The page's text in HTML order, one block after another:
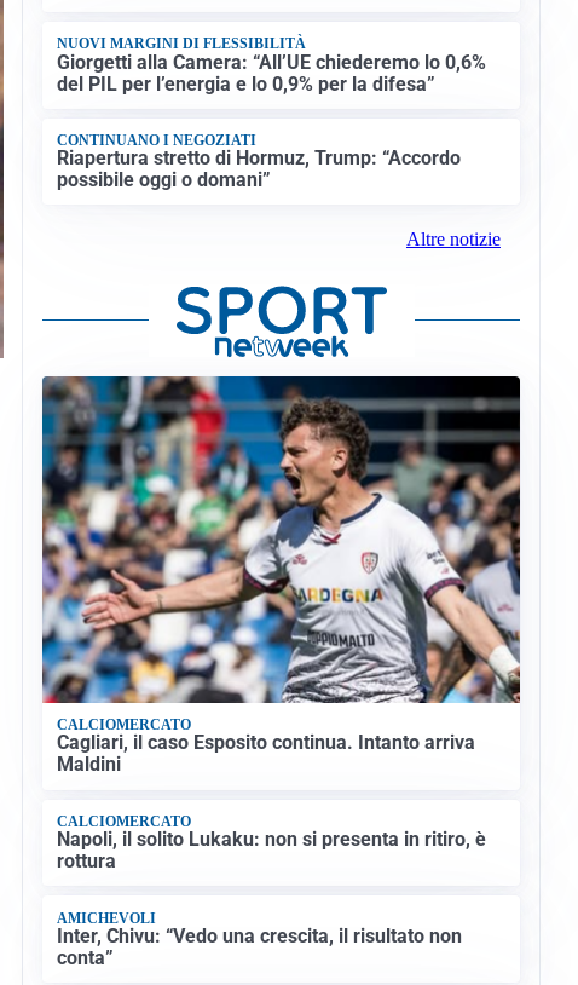
NUOVI MARGINI DI FLESSIBILITÀ
Giorgetti alla Camera: “All’UE chiederemo lo 0,6%
del PIL per l’energia e lo 0,9% per la difesa”
CONTINUANO I NEGOZIATI
Riapertura stretto di Hormuz, Trump: “Accordo
possibile oggi o domani”
Altre notizie
CALCIOMERCATO
Cagliari, il caso Esposito continua. Intanto arriva
Maldini
CALCIOMERCATO
Napoli, il solito Lukaku: non si presenta in ritiro, è
rottura
AMICHEVOLI
Inter, Chivu: “Vedo una crescita, il risultato non
conta”